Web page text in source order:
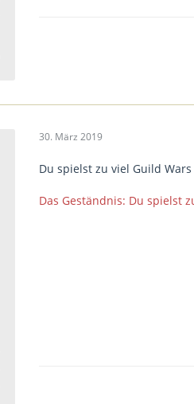
30. März 2019
Du spielst zu viel Guild
Das Geständnis: Du spielst